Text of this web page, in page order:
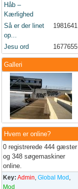
Håb –
Kærlighed
Så er der linet
op...
1981641
Jesu ord 1677655
Galleri
Hvem er online?
0 registrerede 444 gæster
og 348 søgemaskiner
online.
Key: Admin, Global Mod ,
Mod